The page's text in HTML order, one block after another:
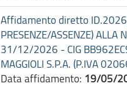
Affidamento diretto
PRESENZE/ASSENZE) ALLA
31/12/2026 - CIG
MAGGIOLI S.P.A. (P.IVA
Data affidamento: 19/05/